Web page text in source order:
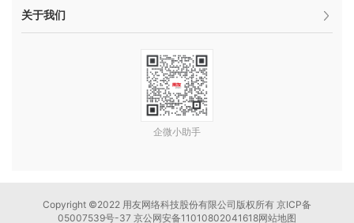
关于我们
企微小助手
Copyright ©2022 用友网络科技股份有限公司版权所有 京ICP备
05007539号-37 京公网安备11010802041618网站地图